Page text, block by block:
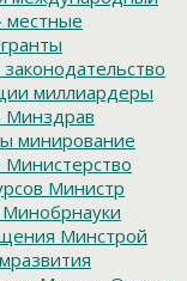
местные
миллиардеры
Минздрав
минирование
Министерство
Министр
Минобрнауки
Минстрой